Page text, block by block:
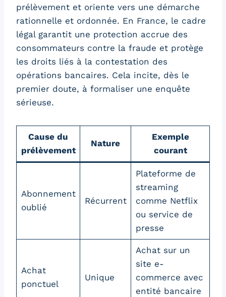
prélèvement et oriente vers une démarche
rationnelle et ordonnée. En France, le cadre
légal garantit une protection accrue des
consommateurs contre la fraude et protège
les droits liés à la contestation des
opérations bancaires. Cela incite, dès le
premier doute, à formaliser une enquête
sérieuse.
Cause du
prélèvement
Nature
Exemple
courant
Abonnement
oublié
Récurrent
Plateforme de
streaming
comme Netflix
ou service de
presse
Achat
ponctuel
Unique
Achat sur un
site e-
commerce avec
entité bancaire